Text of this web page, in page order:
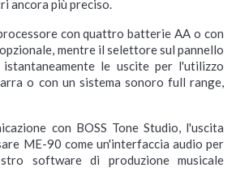
ancora più preciso.
con quattro batterie AA o con
mentre il selettore sul pannello
le uscite per l'utilizzo
o con un sistema sonoro full range,
con BOSS Tone Studio, l'uscita
ME-90 come un'interfaccia audio per
software di produzione musicale